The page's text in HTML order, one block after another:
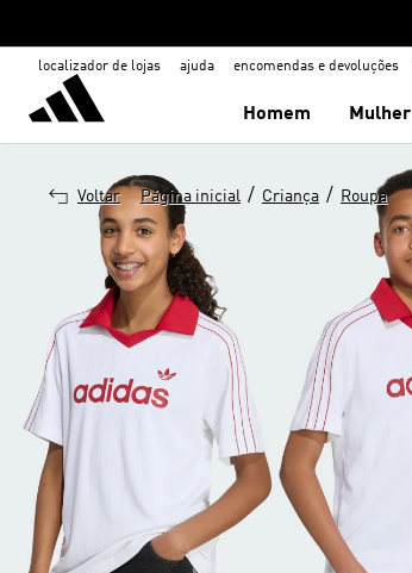
localizador de lojas ajuda encomendas e devoluções
Homem Mulher
Voltar Página inicial / Criança / Roupa